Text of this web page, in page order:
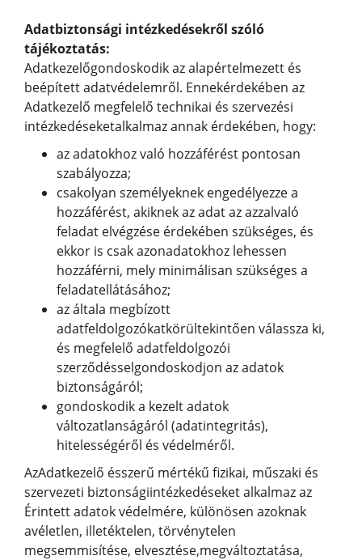
Adatbiztonsági intézkedésekről szóló
tájékoztatás:
Adatkezelőgondoskodik az alapértelmezett és
beépített adatvédelemről. Ennekérdekében az
Adatkezelő megfelelő technikai és szervezési
intézkedéseketalkalmaz annak érdekében, hogy:
az adatokhoz való hozzáférést pontosan
szabályozza;
csakolyan személyeknek engedélyezze a
hozzáférést, akiknek az adat az azzalvaló
feladat elvégzése érdekében szükséges, és
ekkor is csak azonadatokhoz lehessen
hozzáférni, mely minimálisan szükséges a
feladatellátásához;
az általa megbízott
adatfeldolgozókatkörültekintően válassza ki,
és megfelelő adatfeldolgozói
szerződésselgondoskodjon az adatok
biztonságáról;
gondoskodik a kezelt adatok
változatlanságáról (adatintegritás),
hitelességéről és védelméről.
AzAdatkezelő ésszerű mértékű fizikai, műszaki és
szervezeti biztonságiintézkedéseket alkalmaz az
Érintett adatok védelmére, különösen azoknak
avéletlen, illetéktelen, törvénytelen
megsemmisítése, elvesztése,megváltoztatása,